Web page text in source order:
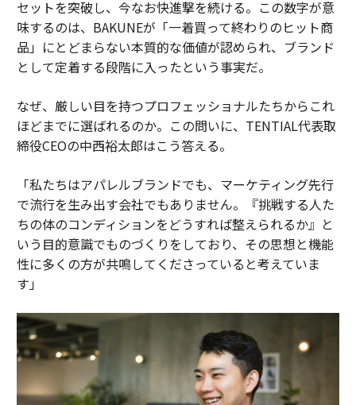
セットを突破し、今なお快進撃を続ける。この数字が意
味するのは、BAKUNEが「一着買って終わりのヒット商
品」にとどまらない本質的な価値が認められ、ブランド
として定着する段階に入ったという事実だ。
なぜ、厳しい目を持つプロフェッショナルたちからこれ
ほどまでに選ばれるのか。この問いに、TENTIAL代表取
締役CEOの中西裕太郎はこう答える。
「私たちはアパレルブランドでも、マーケティング先行
で流行を生み出す会社でもありません。『挑戦する人た
ちの体のコンディションをどうすれば整えられるか』と
いう目的意識でものづくりをしており、その思想と機能
性に多くの方が共鳴してくださっていると考えていま
す」